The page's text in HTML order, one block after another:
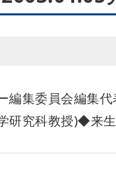
編集委員会編集代
研究科教授)◆来